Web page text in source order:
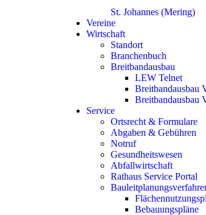
St. Johannes (Mering)
Vereine
Wirtschaft
Standort
Branchenbuch
Breitbandausbau
LEW Telnet
Breitbandausbau
Breitbandausbau
Service
Ortsrecht & Formulare
Abgaben & Gebühren
Notruf
Gesundheitswesen
Abfallwirtschaft
Rathaus Service Portal
Bebauungspläne